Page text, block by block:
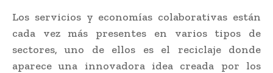
Los servicios y economías colaborativas están
cada vez más presentes en varios tipos de
sectores, uno de ellos es el reciclaje donde
aparece una innovadora idea creada por los